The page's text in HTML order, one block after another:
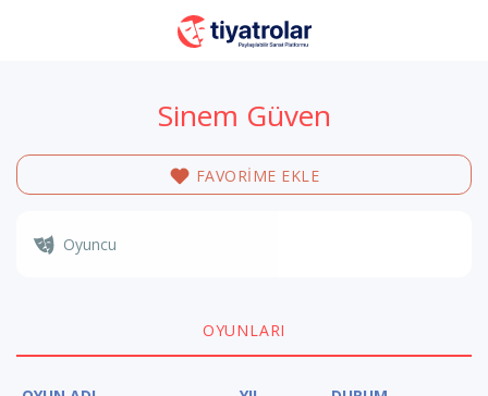
Sinem Güven
FAVORİME EKLE
Oyuncu
OYUNLARI